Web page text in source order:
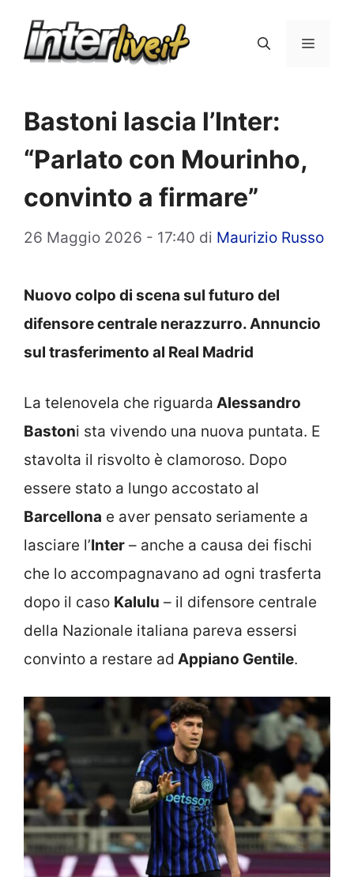
Menu
Bastoni lascia l’Inter:
“Parlato con Mourinho,
convinto a firmare”
26 Maggio 2026 - 17:40 di Maurizio Russo
Nuovo colpo di scena sul futuro del
difensore centrale nerazzurro. Annuncio
sul trasferimento al Real Madrid
La telenovela che riguarda Alessandro
Bastoni sta vivendo una nuova puntata. E
stavolta il risvolto è clamoroso. Dopo
essere stato a lungo accostato al
Barcellona e aver pensato seriamente a
lasciare l’Inter – anche a causa dei fischi
che lo accompagnavano ad ogni trasferta
dopo il caso Kalulu – il difensore centrale
della Nazionale italiana pareva essersi
convinto a restare ad Appiano Gentile.